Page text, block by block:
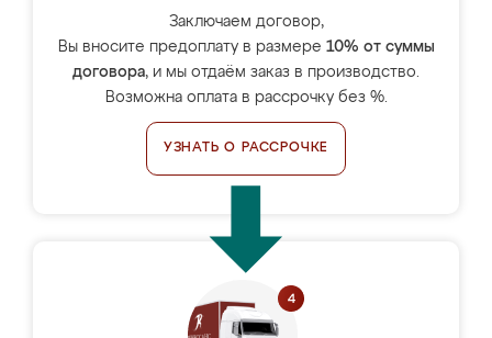
Заключаем договор,
Вы вносите предоплату в размере 10% от суммы
договора, и мы отдаём заказ в производство.
Возможна оплата в рассрочку без %.
УЗНАТЬ О РАССРОЧКЕ